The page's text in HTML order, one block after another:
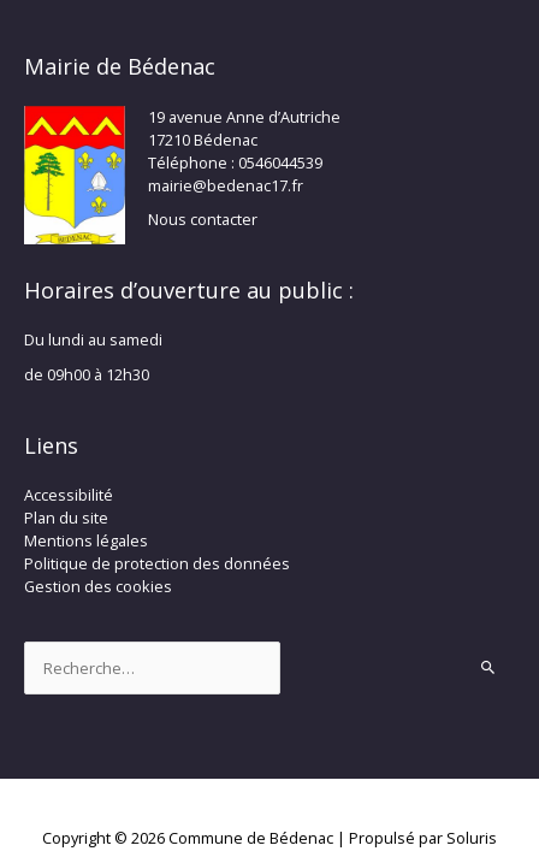
Mairie de Bédenac
19 avenue Anne d’Autriche
17210 Bédenac
Téléphone : 0546044539
mairie@bedenac17.fr
Nous contacter
Horaires d’ouverture au public :
Du lundi au samedi
de 09h00 à 12h30
Liens
Accessibilité
Plan du site
Mentions légales
Politique de protection des données
Gestion des cookies
Copyright © 2026Commune de Bédenac | Propulsé par Soluris